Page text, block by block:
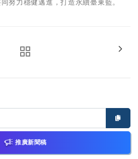
努力穩健邁進，打造永續臺東藍。
推廣新聞稿